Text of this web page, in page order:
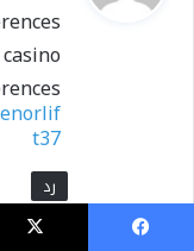
ل
t37
رد